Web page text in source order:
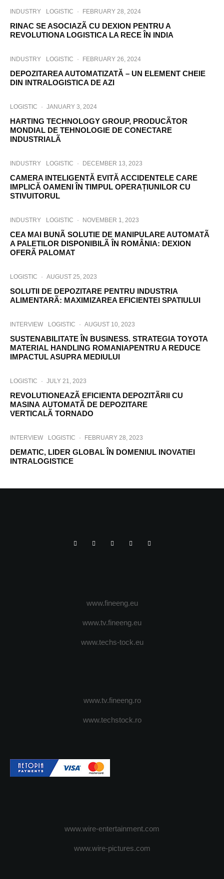
INDUSTRY LOGISTIC · FEBRUARY 28, 2024
RINAC SE ASOCIAZÃ CU DEXION PENTRU A
REVOLUTIONA LOGISTICA LA RECE ÎN INDIA
INDUSTRY LOGISTIC · FEBRUARY 26, 2024
DEPOZITAREA AUTOMATIZATĂ – UN ELEMENT CHEIE
DIN INTRALOGISTICA DE AZI
LOGISTIC · JANUARY 3, 2024
HARTING TECHNOLOGY GROUP, PRODUCÃTOR
MONDIAL DE TEHNOLOGIE DE CONECTARE
INDUSTRIALÃ
INDUSTRY LOGISTIC · DECEMBER 13, 2023
CAMERA INTELIGENTĂ EVITĂ ACCIDENTELE CARE
IMPLICĂ OAMENI ÎN TIMPUL OPERAȚIUNILOR CU
STIVUITORUL
INDUSTRY LOGISTIC · NOVEMBER 1, 2023
CEA MAI BUNÃ SOLUTIE DE MANIPULARE AUTOMATÃ
A PALETILOR DISPONIBILÃ ÎN ROMÂNIA: DEXION
OFERÃ PALOMAT
LOGISTIC · AUGUST 25, 2023
SOLUTII DE DEPOZITARE PENTRU INDUSTRIA
ALIMENTARÃ: MAXIMIZAREA EFICIENTEI SPATIULUI
INTERVIEW LOGISTIC · AUGUST 10, 2023
SUSTENABILITATE ÎN BUSINESS. STRATEGIA TOYOTA
MATERIAL HANDLING ROMANIAPENTRU A REDUCE
IMPACTUL ASUPRA MEDIULUI
LOGISTIC · JULY 21, 2023
REVOLUTIONEAZÃ EFICIENTA DEPOZITÃRII CU
MASINA AUTOMATÃ DE DEPOZITARE
VERTICALÃ TORNADO
INTERVIEW LOGISTIC · FEBRUARY 28, 2023
DEMATIC, LIDER GLOBAL ÎN DOMENIUL INOVATIEI
INTRALOGISTICE
www.fineeng.eu
www.tv.fineeng.eu
www.techs-tock.eu
www.tv.fineeng.ro
www.techstock.ro
www.wire-entertainment.com
www.wire-pictures.com